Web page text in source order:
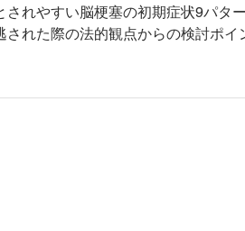
されやすい脳梗塞の初期症状9パタ
された際の法的観点からの検討ポイ